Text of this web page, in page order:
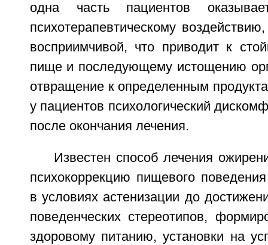
одна часть пациентов
психотерапевтическому
восприимчивой, что приводит к
пище и последующему истощению
отвращение к определенным
у пациентов психологический
после окончания лечения.
Известен способ лечения
психокоррекцию пищевого
в условиях астенизации до
поведенческих стереотипов,
здоровому питанию, установки на